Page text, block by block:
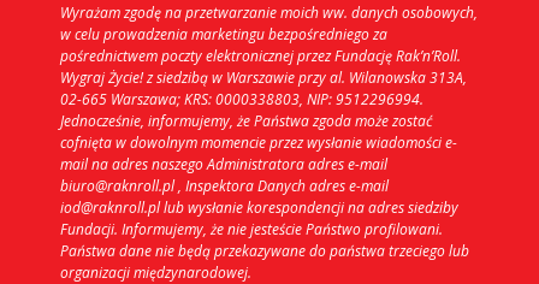
Wyrażam zgodę na przetwarzanie moich ww. danych osobowych,
w celu prowadzenia marketingu bezpośredniego za
pośrednictwem poczty elektronicznej przez Fundację Rak’n’Roll.
Wygraj Życie! z siedzibą w Warszawie przy al. Wilanowska 313A,
02-665 Warszawa; KRS: 0000338803, NIP: 9512296994.
Jednocześnie, informujemy, że Państwa zgoda może zostać
cofnięta w dowolnym momencie przez wysłanie wiadomości e-
mail na adres naszego Administratora adres e-mail
biuro@raknroll.pl , Inspektora Danych adres e-mail
iod@raknroll.pl lub wysłanie korespondencji na adres siedziby
Fundacji. Informujemy, że nie jesteście Państwo profilowani.
Państwa dane nie będą przekazywane do państwa trzeciego lub
organizacji międzynarodowej.